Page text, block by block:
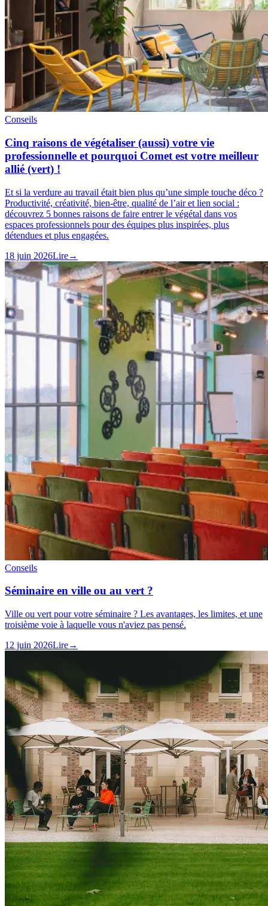
Conseils
Cinq raisons de végétaliser (aussi) votre vie
professionnelle et pourquoi Comet est votre meilleur
allié (vert) !
Et si la verdure au travail était bien plus qu’une simple touche déco ?
Productivité, créativité, bien-être, qualité de l’air et lien social :
découvrez 5 bonnes raisons de faire entrer le végétal dans vos
espaces professionnels pour des équipes plus inspirées, plus
détendues et plus engagées.
18 juin 2026Lire→
Conseils
Séminaire en ville ou au vert ?
Ville ou vert pour votre séminaire ? Les avantages, les limites, et une
troisième voie à laquelle vous n'aviez pas pensé.
12 juin 2026Lire→